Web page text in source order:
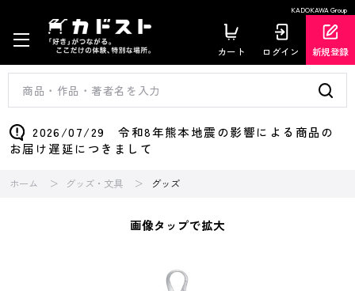
KADOKAWA Group
カート ログイン 新規登録
2026/07/29 令和8年熊本地震の影響による商品の
お届け遅延につきまして
ホーム グッズ・文具 グッズ
画像タップで拡大